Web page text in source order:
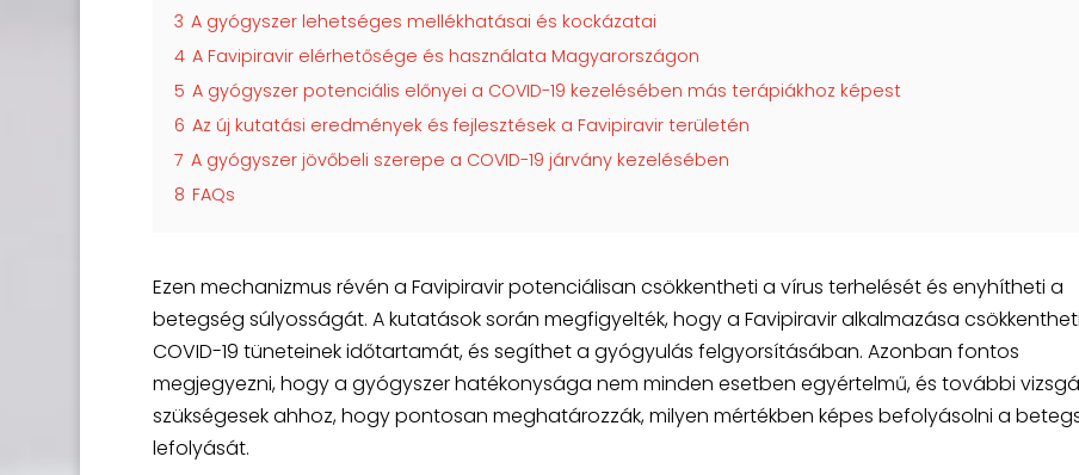
3 A gyógyszer lehetséges mellékhatásai és kockázatai
4 A Favipiravir elérhetősége és használata Magyarországon
5 A gyógyszer potenciális előnyei a COVID-19 kezelésében más terápiákhoz képest
6 Az új kutatási eredmények és fejlesztések a Favipiravir területén
7 A gyógyszer jövőbeli szerepe a COVID-19 járvány kezelésében
8 FAQs
Ezen mechanizmus révén a Favipiravir potenciálisan csökkentheti a vírus terhelését és enyhítheti a
betegség súlyosságát. A kutatások során megfigyelték, hogy a Favipiravir alkalmazása
COVID-19 tüneteinek időtartamát, és segíthet a gyógyulás felgyorsításában. Azonban fontos
megjegyezni, hogy a gyógyszer hatékonysága nem minden esetben egyértelmű, és további
szükségesek ahhoz, hogy pontosan meghatározzák, milyen mértékben képes befolyásolni a
lefolyását.